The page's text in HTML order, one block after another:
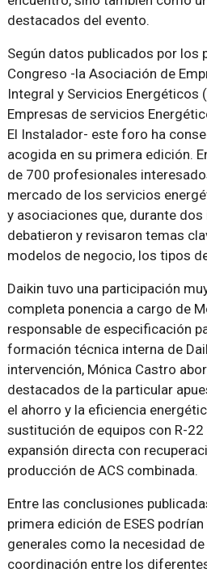
destacados del evento.
Según datos publicados por los
Congreso -la Asociación de
Integral y Servicios Energéticos
Empresas de servicios
El Instalador- este foro ha
acogida en su primera edición.
de 700 profesionales
mercado de los servicios
y asociaciones que, durante
debatieron y revisaron temas
modelos de negocio, los tipos
Daikin tuvo una participación
completa ponencia a cargo de
responsable de especificación
formación técnica interna de
intervención, Mónica Castro
destacados de la particular
el ahorro y la eficiencia
sustitución de equipos con R-
expansión directa con
producción de ACS combinada.
Entre las conclusiones
primera edición de ESES
generales como la necesidad
coordinación entre los